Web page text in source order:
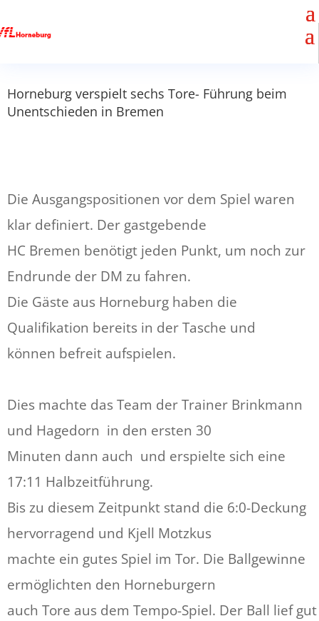
Horneburg verspielt sechs Tore- Führung beim
Unentschieden in Bremen
Die Ausgangspositionen vor dem Spiel waren
klar definiert. Der gastgebende
HC Bremen benötigt jeden Punkt, um noch zur
Endrunde der DM zu fahren.
Die Gäste aus Horneburg haben die
Qualifikation bereits in der Tasche und
können befreit aufspielen.
Dies machte das Team der Trainer Brinkmann
und Hagedorn in den ersten 30
Minuten dann auch und erspielte sich eine
17:11 Halbzeitführung.
Bis zu diesem Zeitpunkt stand die 6:0-Deckung
hervorragend und Kjell Motzkus
machte ein gutes Spiel im Tor. Die Ballgewinne
ermöglichten den Horneburgern
auch Tore aus dem Tempo-Spiel. Der Ball lief gut